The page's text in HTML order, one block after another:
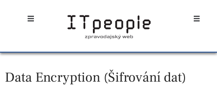
Open Open
Data Encryption (Šifrování dat)